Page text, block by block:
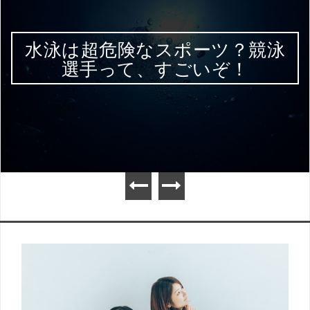
水泳は超危険なスポーツ？競泳
選手って、すごいぞ！